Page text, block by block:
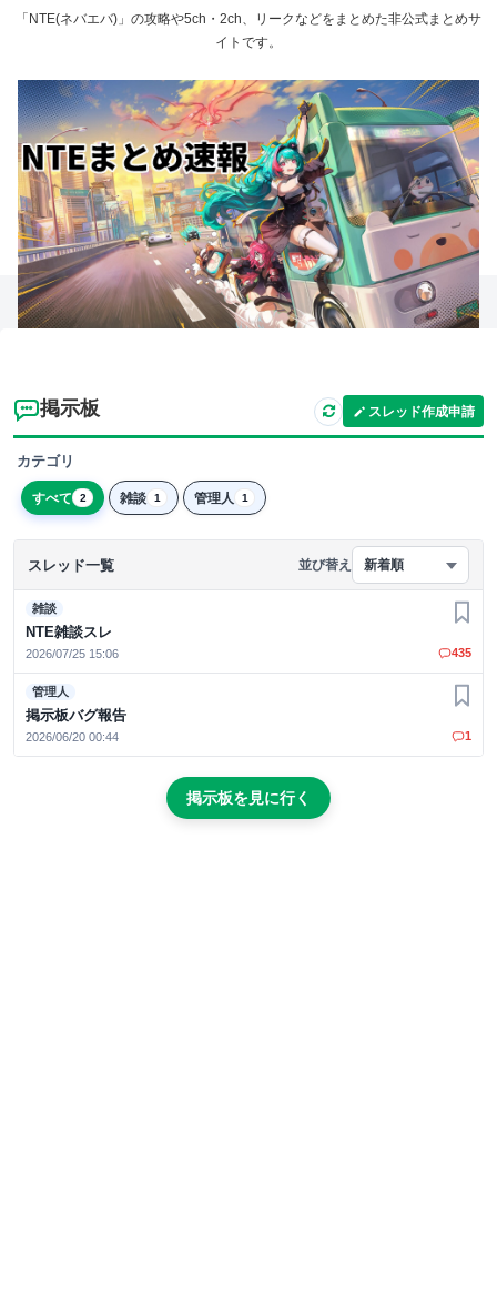
「NTE(ネバエバ)」の攻略や5ch・2ch、リークなどをまとめた非公式まとめサ
イトです。
掲示板 スレッド作成申請
カテゴリ
すべて 2 雑談 1 管理人 1
スレッド一覧 並び替え 新着順
雑談
NTE雑談スレ
2026/07/25 15:06
お気
435
管理人
掲示板バグ報告
2026/06/20 00:44
お気
1
掲示板を見に行く